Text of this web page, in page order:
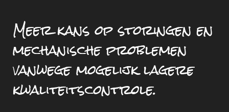
Meer kans op storingen en
mechanische problemen
vanwege mogelijk lagere
kwaliteitscontrole.